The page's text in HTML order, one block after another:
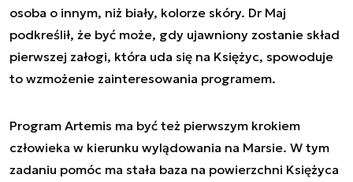
osoba o innym, niż biały, kolorze skóry. Dr Maj
podkreślił, że być może, gdy ujawniony zostanie skład
pierwszej załogi, która uda się na Księżyc, spowoduje
to wzmożenie zainteresowania programem.
Program Artemis ma być też pierwszym krokiem
człowieka w kierunku wylądowania na Marsie. W tym
zadaniu pomóc ma stała baza na powierzchni Księżyca